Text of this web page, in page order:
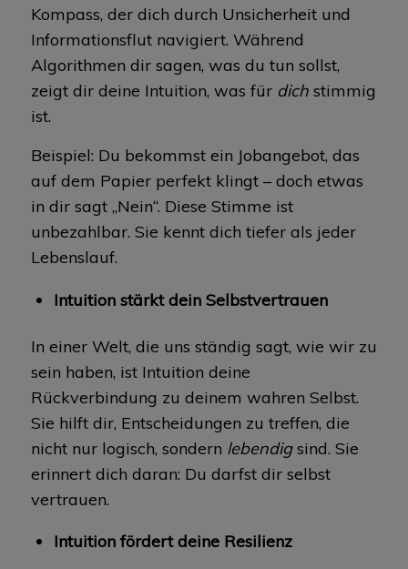
Kompass, der dich durch Unsicherheit und
Informationsflut navigiert. Während
Algorithmen dir sagen, was du tun sollst,
zeigt dir deine Intuition, was für dichstimmig
ist.
Beispiel: Du bekommst ein Jobangebot, das
auf dem Papier perfekt klingt – doch etwas
in dir sagt „Nein“. Diese Stimme ist
unbezahlbar. Sie kennt dich tiefer als jeder
Lebenslauf.
Intuition stärkt dein Selbstvertrauen
In einer Welt, die uns ständig sagt, wie wir zu
sein haben, ist Intuition deine
Rückverbindung zu deinem wahren Selbst.
Sie hilft dir, Entscheidungen zu treffen, die
nicht nur logisch, sondern lebendigsind. Sie
erinnert dich daran: Du darfst dir selbst
vertrauen.
Intuition fördert deine Resilienz